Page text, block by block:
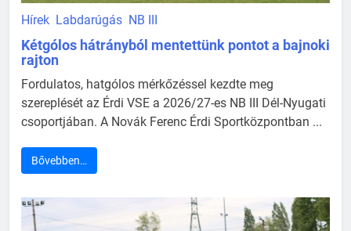
Hírek Labdarúgás NB III
Kétgólos hátrányból mentettünk pontot a bajnoki
rajton
Fordulatos, hatgólos mérkőzéssel kezdte meg
szereplését az Érdi VSE a 2026/27-es NB III Dél-Nyugati
csoportjában. A Novák Ferenc Érdi Sportközpontban ...
Bővebben…